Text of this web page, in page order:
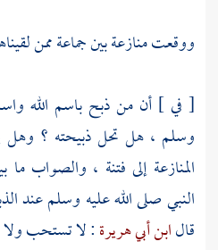
ووقعت منازعة بين جماعة ممن
[ في ] أن من ذبح باسم الله
وسلم ، هل تحل ذبيحته ؟
المنازعة إلى فتنة ، والصواب
النبي صلى الله عليه وسلم عند
قالابن أبي هريرة: لا تستحب